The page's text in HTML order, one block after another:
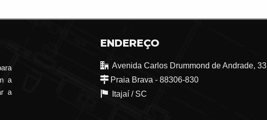
a
a
ENDEREÇO
Avenida Carlos Drummond de Andrade, 33
Praia Brava - 88306-830
Itajaí / SC